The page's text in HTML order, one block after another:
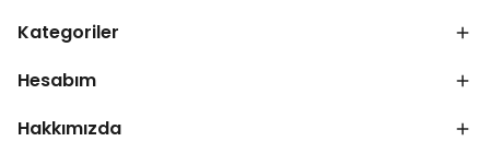
Kategoriler
Hesabım
Hakkımızda